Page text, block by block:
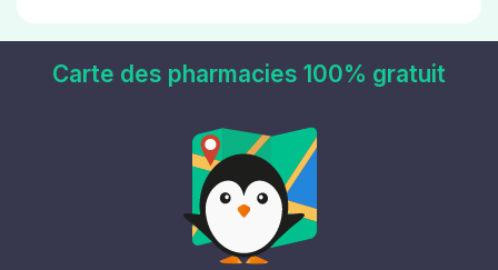
Carte des pharmacies 100% gratuit